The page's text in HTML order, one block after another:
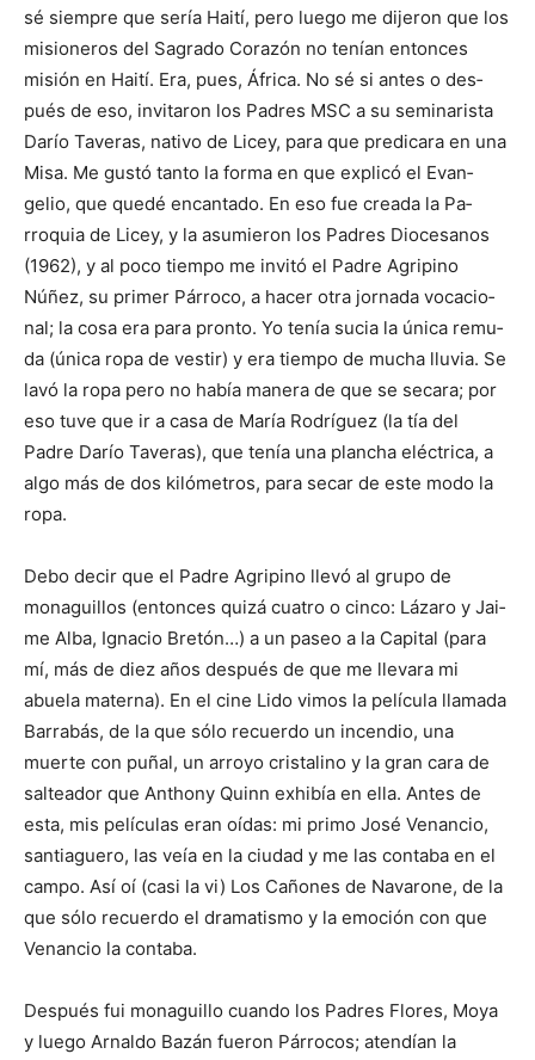
sé siempre que sería Haití, pero luego me dijeron que los
misioneros del Sagrado Corazón no tenían entonces
misión en Haití. Era, pues, África. No sé si antes o des­
pués de eso, invitaron los Padres MSC a su semina­­rista
Darío Taveras, nativo de Licey, para que predicara en una
Misa. Me gustó tanto la forma en que explicó el Evan­
gelio, que quedé encantado. En eso fue creada la Pa­
rroquia de Licey, y la asu­mieron los Padres Diocesa­nos
(1962), y al poco tiempo me invitó el Padre Agripino
Núñez, su primer Párroco, a hacer otra jornada vocacio­
nal; la cosa era para pronto. Yo tenía sucia la única re­mu­
da (única ropa de vestir) y era tiempo de mucha lluvia. Se
lavó la ropa pero no había manera de que se seca­ra; por
eso tuve que ir a casa de María Rodríguez (la tía del
Padre Darío Taveras), que tenía una plancha eléctrica, a
algo más de dos kiló­metros, para secar de este modo la
ropa.
Debo decir que el Padre Agripino llevó al grupo de
monaguillos (entonces quizá cuatro o cinco: Lázaro y Jai­
me Alba, Ignacio Bretón…) a un paseo a la Capital (para
mí, más de diez años des­pués de que me llevara mi
abuela materna). En el cine Lido vimos la película llamada
Barrabás, de la que sólo recuerdo un incendio, una
muerte con puñal, un arroyo cristalino y la gran cara de
salteador que Antho­ny Quinn exhibía en ella. Antes de
esta, mis películas eran oídas: mi primo José Venancio,
santiaguero, las veía en la ciudad y me las contaba en el
campo. Así oí (casi la vi) Los Cañones de Navarone, de la
que sólo re­cuerdo el dramatismo y la emoción con que
Venancio la contaba.
Después fui monaguillo cuando los Padres Flores, Moya
y luego Arnaldo Ba­zán fueron Párrocos; aten­dían la